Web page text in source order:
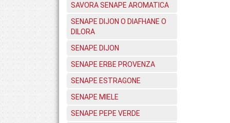
SAVORA SENAPE AROMATICA
SENAPE DIJON O DIAFHANE O
DILORA
SENAPE DIJON
SENAPE ERBE PROVENZA
SENAPE ESTRAGONE
SENAPE MIELE
SENAPE PEPE VERDE